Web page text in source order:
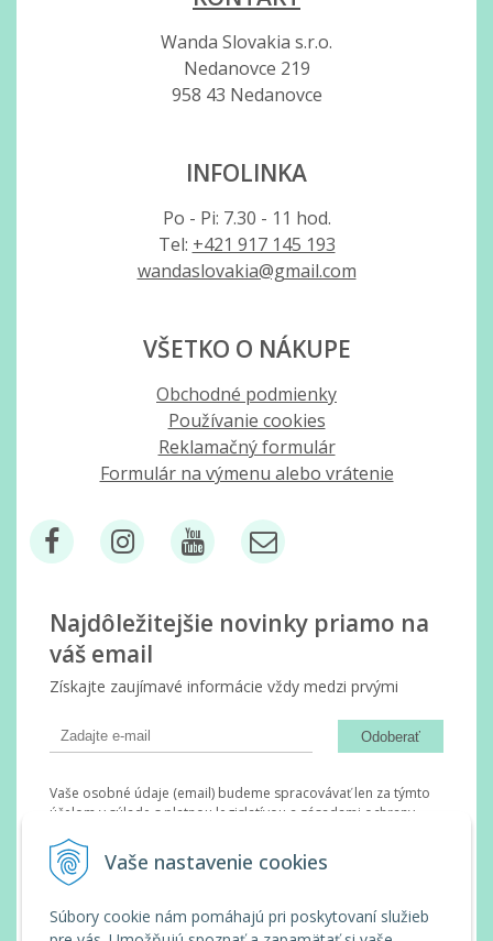
Vaše nastavenie cookies
Súbory cookie nám pomáhajú pri poskytovaní služieb
Wanda Slovakia s.r.o.
Nedanovce 219
958 43 Nedanovce
INFOLINKA
Po - Pi: 7.30 - 11 hod.
Tel: +421 917 145 193
wandaslovakia@gmail.com
VŠETKO O NÁKUPE
Obchodné podmienky
Používanie cookies
Reklamačný formulár
Formulár na výmenu alebo vrátenie
Najdôležitejšie novinky priamo na
váš email
Získajte zaujímavé informácie vždy medzi prvými
Odoberať
Vaše osobné údaje (email) budeme spracovávať len za týmto
účelom v súlade s platnou legislatívou a zásadami ochrany
vám pošleme na váš email. Súhlas môžete kedykoľvek odvolať
písomne, emailom alebo kliknutím na odkaz z ktoréhokoľvek
informačného emailu.